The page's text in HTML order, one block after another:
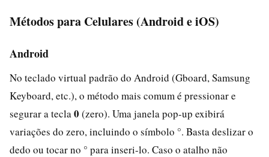
Métodos para Celulares (Android e iOS)
Android
No teclado virtual padrão do Android (Gboard, Samsung
Keyboard, etc.), o método mais comum é pressionar e
segurar a tecla 0 (zero). Uma janela pop-up exibirá
variações do zero, incluindo o símbolo °. Basta deslizar o
dedo ou tocar no ° para inseri-lo. Caso o atalho não